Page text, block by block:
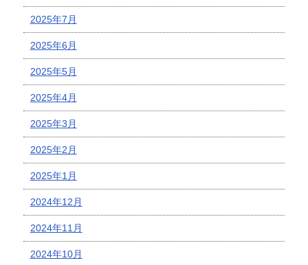
2025年7月
2025年6月
2025年5月
2025年4月
2025年3月
2025年2月
2025年1月
2024年12月
2024年11月
2024年10月